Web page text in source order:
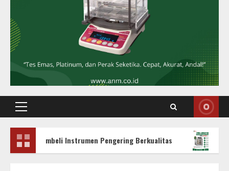
Primary
Instrumen Pengering Berkualitas Oven